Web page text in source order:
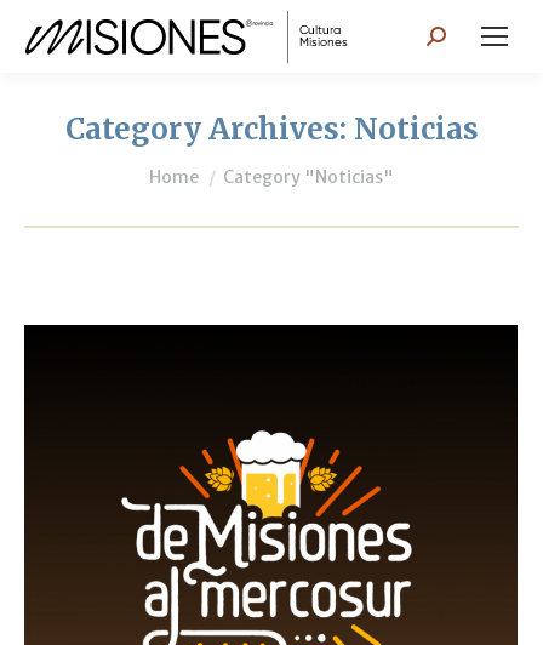
Search:
Category Archives: Noticias
You are here:
Home Category "Noticias"